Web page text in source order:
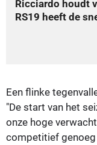
Ricciardo houdt
RS19 heeft de
Een flinke
"De start van het
onze hoge
competitief